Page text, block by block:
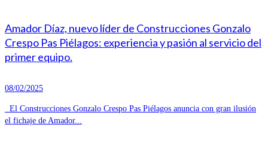
Amador Díaz, nuevo líder de Construcciones Gonzalo
Crespo Pas Piélagos: experiencia y pasión al servicio del
primer equipo.
08/02/2025
El Construcciones Gonzalo Crespo Pas Piélagos anuncia con gran ilusión
el fichaje de Amador...